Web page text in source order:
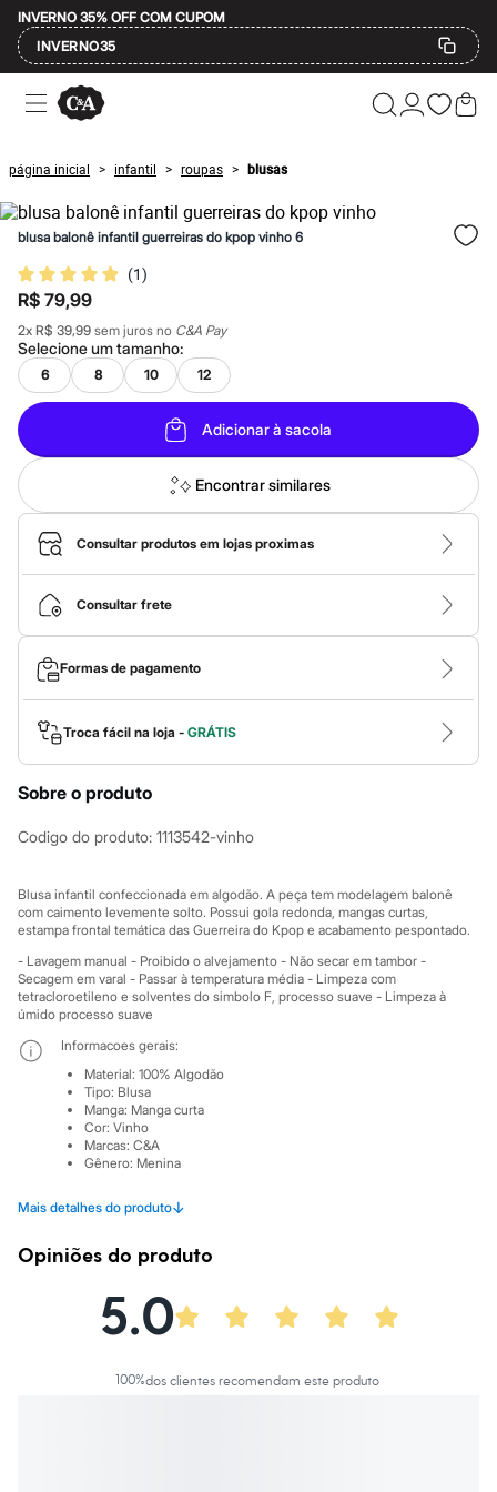
INVERNO 35% OFF COM CUPOM
INVERNO35
Ofertas
Compre por Departamento
Masculino
Infantil
Calçados
Mindse7
Plus Size
Até 20% off
Até 40% off
Até 60% off
A partir de 60% off
Feminino
Em alta
Inverno
Alfaiataria
Novidades
Roupas
Blusas e Camisetas
Básicos
Calças
Casacos e Jaquetas
Jeans
Macacões
Saias
Shorts e Bermudas
Vestidos
Acessórios
Bolsas
Bonés e Chapéus
Bijoux
Cintos
Óculos
Relógios
Calçados
Botas
Rasteirinhas
Tênis
Marcas
City
Clock House
Mindset
Sawary
Yessica
Moda esportiva
Acessórios
Blusas
Calçados
Leggings
Shorts e Bermudas
Calcinhas
Cintas e Modeladores
Pijamas
Moda praia
Personagens
página inicial > infantil > roupas > blusas
blusa balonê infantil guerreiras do kpop vinho 6
(1)
R$ 79,99
2x R$ 39,99 sem juros no C&A Pay
Selecione umtamanho:
6 8 10 12
Adicionar à sacola
Encontrar similares
Consultar produtos em lojas proximas
Consultar frete
Formas de pagamento
Troca fácil na loja - GRÁTIS
Sobre o produto
Codigo do produto: 1113542-vinho
Blusa infantil confeccionada em algodão. A peça tem modelagem balonê
com caimento levemente solto. Possui gola redonda, mangas curtas,
estampa frontal temática das Guerreira do Kpop e acabamento pespontado.
- Lavagem manual - Proibido o alvejamento - Não secar em tambor -
Secagem em varal - Passar à temperatura média - Limpeza com
tetracloroetileno e solventes do simbolo F, processo suave - Limpeza à
úmido processo suave
Mais detalhes do produto↓
Informacoes gerais:
Material: 100% Algodão
Tipo: Blusa
Manga: Manga curta
Cor: Vinho
Marcas: C&A
Gênero: Menina
Opiniões do produto
5.0
100%dos clientes recomendam este produto